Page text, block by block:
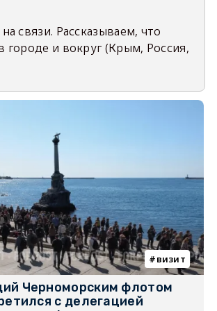
связи. Рассказываем, что
городе и вокруг (Крым, Россия,
визит
Черноморским флотом
с делегацией